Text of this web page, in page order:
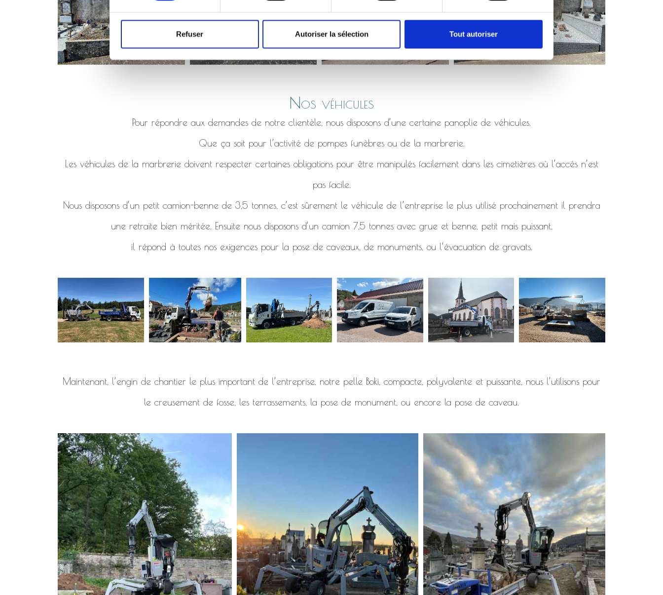
Refuser Autoriser la sélection Tout autoriser
Nos véhicules
Pour répondre aux demandes de notre clientèle, nous disposons d’une certaine panoplie de véhicules.
Que ça soit pour l’activité de pompes funèbres ou de la marbrerie.
Les véhicules de la marbrerie doivent respecter certaines obligations pour être manipulés facilement dans les cimetières où l’accés n’est
pas facile.
Nous disposons d’un petit camion-benne de 3,5 tonnes, c’est sûrement le véhicule de l’entreprise le plus utilisé prochainement il prendra
une retraite bien méritée. Ensuite nous disposons d’un camion 7,5 tonnes avec grue et benne, petit mais puissant,
il répond à toutes nos exigences pour la pose de caveaux, de monuments, ou l’évacuation de gravats.
Maintenant, l’engin de chantier le plus important de l’entreprise, notre pelle Boki, compacte, polyvalente et puissante, nous l’utilisons pour
le creusement de fosse, les terrassements, la pose de monument, ou encore la pose de caveau.